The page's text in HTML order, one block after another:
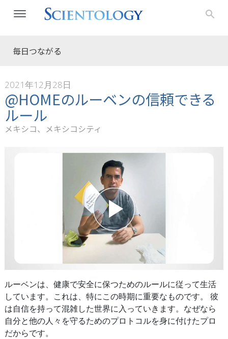
毎日つながる
2021年12月28日
@HOMEのルーベンの信頼できる
ルール
メキシコ、メキシコシティ
ルーベンは、健康で安全に保つためのルールに従って生活
しています。これは、特にこの時期に重要なものです。
彼
は自信を持って混雑した世界に入っていきます。なぜなら
自分と他の人々を守るためのプロトコルを身に付けたプロ
だからです。